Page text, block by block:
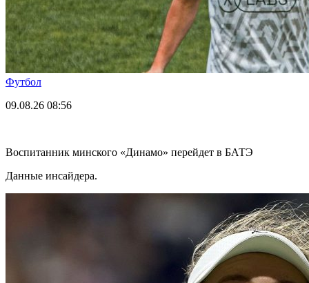
Футбол
09.08.26 08:56
Воспитанник минского «Динамо» перейдет в БАТЭ
Данные инсайдера.